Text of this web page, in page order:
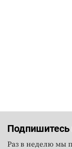
Подпишитесь
Раз в неделю мы